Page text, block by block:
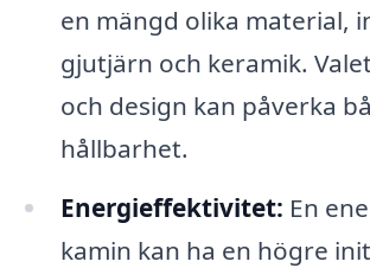
en mängd olika material,
gjutjärn och keramik.
och design kan påverka
hållbarhet.
Energieffektivitet: En
kamin kan ha en högre